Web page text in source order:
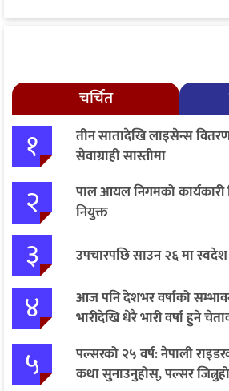
चर्चित
१
तीन सातादेखि लाइसेन्स
सेवाग्राही सास्तीमा
२
पाल आयल निगमको कार्यकारी
नियुक्त
३ उपचारपछि साउन २६ मा
४
आज पनि देशभर वर्षाको
भारीदेखि धेरै भारी वर्षा हुने
५
पल्सरको २५ वर्ष: नेपाली
कथा सुनाउनुहोस्, पल्सर